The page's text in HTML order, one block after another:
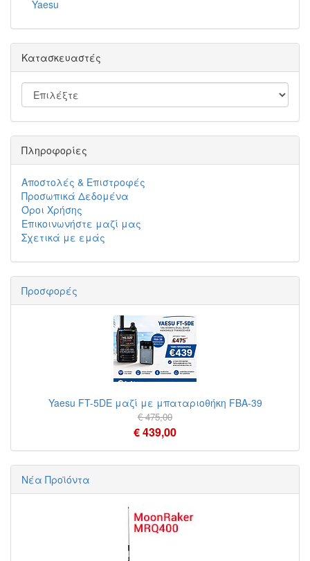
Yaesu
Κατασκευαστές
Πληροφορίες
Αποστολές & Επιστροφές
Προσωπικά Δεδομένα
Όροι Χρήσης
Επικοινωνήστε μαζί μας
Σχετικά με εμάς
Προσφορές
Yaesu FT-5DE μαζί με μπαταριοθήκη FBA-39
€ 475,00
€ 439,00
Νέα Προϊόντα